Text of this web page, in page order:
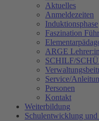
Aktuelles
Anmeldezeiten
Induktionsphase
Faszination
ARGE
SCHILF/
Service/
Personen
Kontakt
Weiterbildung
Schulentwicklung und